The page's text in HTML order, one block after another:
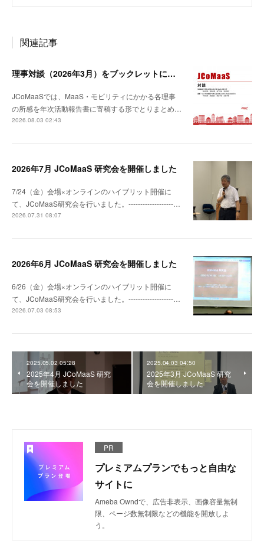
関連記事
理事対談（2026年3月）をブックレットにとりまとめました
JCoMaaSでは、MaaS・モビリティにかかる各理事
の所感を年次活動報告書に寄稿する形でとりまとめ…
2026.08.03 02:43
2026年7月 JCoMaaS 研究会を開催しました
7/24（金）会場×オンラインのハイブリット開催に
て、JCoMaaS研究会を行いました。-------------------…
2026.07.31 08:07
2026年6月 JCoMaaS 研究会を開催しました
6/26（金）会場×オンラインのハイブリット開催に
て、JCoMaaS研究会を行いました。-------------------…
2026.07.03 08:53
2025.05.02 05:28
2025年4月 JCoMaaS 研究
会を開催しました
2025.04.03 04:50
2025年3月 JCoMaaS 研究
会を開催しました
PR
プレミアムプランでもっと自由な
サイトに
Ameba Owndで、広告非表示、画像容量無制
限、ページ数無制限などの機能を開放しよ
う。